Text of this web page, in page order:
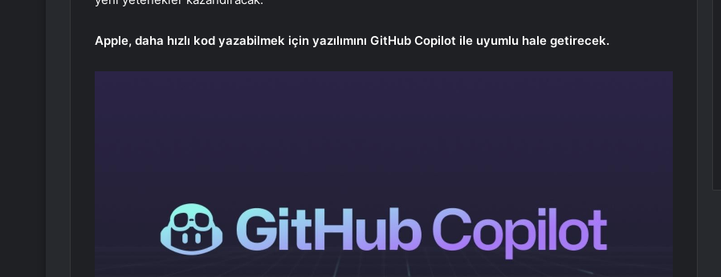
Apple, daha hızlı kod yazabilmek için yazılımını GitHub Copilot ile uyumlu hale getirecek.